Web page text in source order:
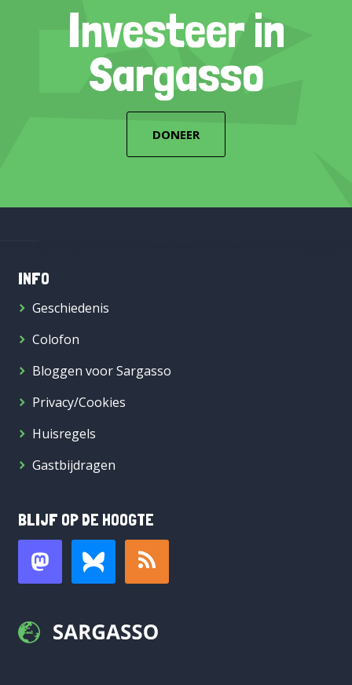
Investeer in
Sargasso
DONEER
INFO
Geschiedenis
Colofon
Bloggen voor Sargasso
Privacy/Cookies
Huisregels
Gastbijdragen
BLIJF OP DE HOOGTE